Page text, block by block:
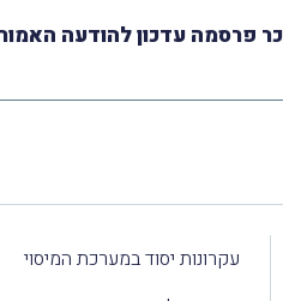
פרסמה עדכון להודעה
עקרונות יסוד במערכת המיסוי